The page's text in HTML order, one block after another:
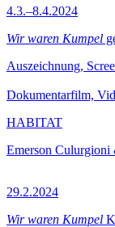
4.3.–8.4.2024
Wir waren Kumpel
Auszeichnung,
Dokumentarfilm,
HABITAT
Emerson Culurgioni
29.2.2024
Wir waren Kumpel